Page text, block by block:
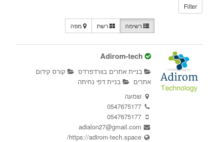
Filter
רשימה רשת מפה
Adirom-tech
בניית אתרים בוורדפרדס
קורס קידום
אתרים
בניית דפי נחיתה
שמעה
0547675177
0547675177
adialon27@gmail.com
https://adirom-tech.space/